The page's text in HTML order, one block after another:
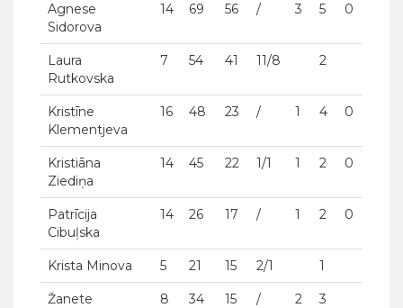
Agnese
Sidorova
14 69 56 / 3 5 0
Laura
Rutkovska
7 54 41 11/8 2
Kristīne
Klementjeva
16 48 23 / 1 4 0
Kristiāna
Ziediņa
14 45 22 1/1 1 2 0
Patrīcija
Cibuļska
14 26 17 / 1 2 0
Krista Minova 5 21 15 2/1 1
Žanete
8 34 15 / 2 3